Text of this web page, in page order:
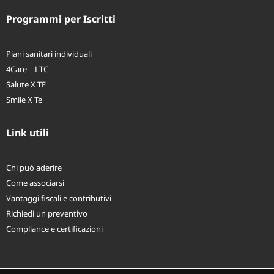
Programmi per Iscritti
Piani sanitari individuali
4Care – LTC
Salute X TE
Smile X Te
Link utili
Chi può aderire
Come associarsi
Vantaggi fiscali e contributivi
Richiedi un preventivo
Compliance e certificazioni